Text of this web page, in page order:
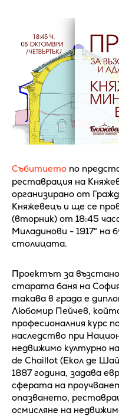
Събитието по
реставрация на
организирано от
Княжевецъ и ще се
(вторник) от 18:45
Миладинови - 1917" на
столицата.
Проектът за
старата баня на
такава в града е
Любомир Пейчев,
професионалния курс
наследство при
недвижимо културно
de Chaillot (Екол де
1887 година, задава
сферата на
опазването,
осмисляне на